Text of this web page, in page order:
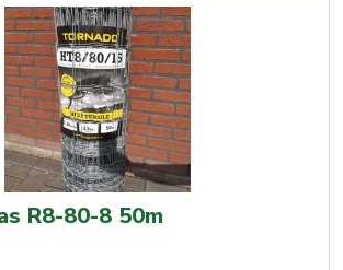
€ 700,00
meerdere
variaties.
Deze
optie
kan
gekozen
worden
R8-80-8 50m